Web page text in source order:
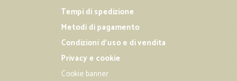
Tempi di spedizione
Metodi di pagamento
Condizioni d'uso e di vendita
Privacy e cookie
Cookie banner